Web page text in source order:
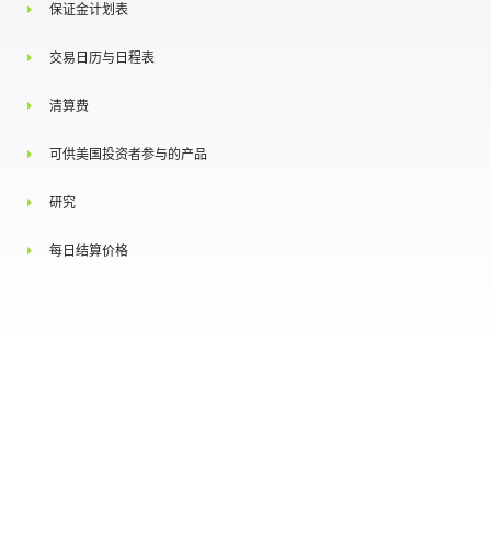
彭博社代号
路孚特代号
保证金计划表
交易日历与日程表
清算费
可供美国投资者参与的产品
研究
每日结算价格